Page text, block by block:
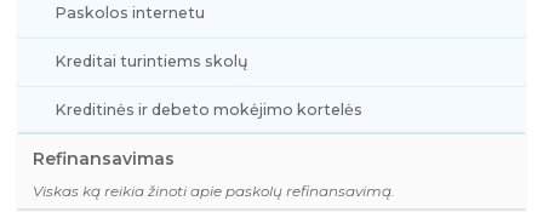
Paskolos internetu
Kreditai turintiems skolų
Kreditinės ir debeto mokėjimo kortelės
Refinansavimas
Viskas ką reikia žinoti apie paskolų refinansavimą.